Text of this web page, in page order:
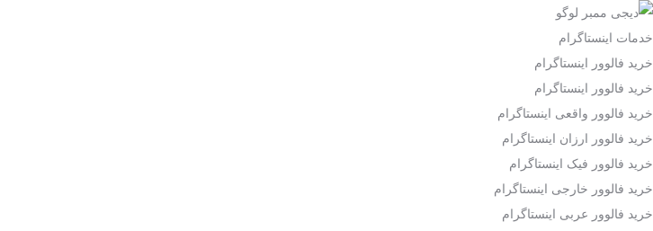
خدمات اینستاگرام
خرید فالوور اینستاگرام
خرید فالوور اینستاگرام
خرید فالوور واقعی اینستاگرام
خرید فالوور ارزان اینستاگرام
خرید فالوور فیک اینستاگرام
خرید فالوور خارجی اینستاگرام
خرید فالوور عربی اینستاگرام